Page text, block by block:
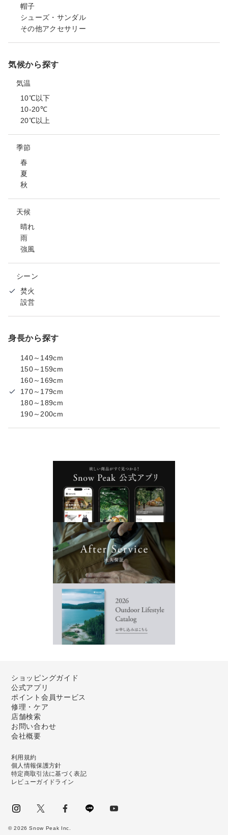
帽子
シューズ・サンダル
その他アクセサリー
気候から探す
気温
10℃以下
10-20℃
20℃以上
季節
春
夏
秋
天候
晴れ
雨
強風
シーン
焚火
設営
身長から探す
140～149cm
150～159cm
160～169cm
170～179cm
180～189cm
190～200cm
ショッピングガイド
公式アプリ
ポイント会員サービス
修理・ケア
店舗検索
お問い合わせ
会社概要
利用規約
個人情報保護方針
特定商取引法に基づく表記
レビューガイドライン
©2026 Snow Peak Inc.